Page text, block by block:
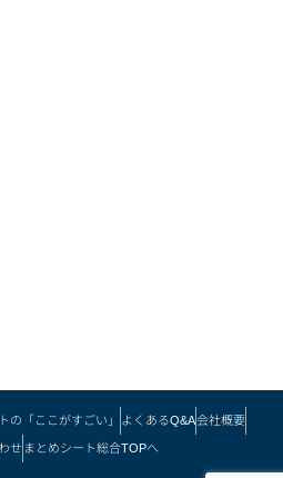
の「ここがすごい」 よくあるQ&A会社概要
せ まとめシート総合TOPへ